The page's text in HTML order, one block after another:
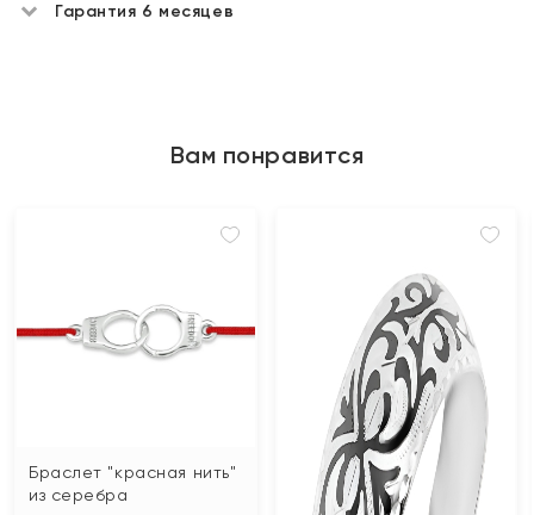
Гарантия 6 месяцев
Вам понравится
Браслет "красная нить"
из серебра